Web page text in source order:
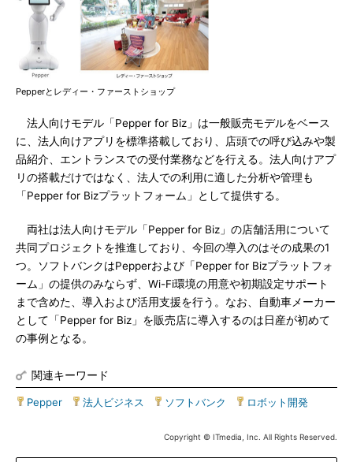
Pepperとレディー・ファーストショップ
法人向けモデル「Pepper for Biz」は一般販売モデルをベース
に、法人向けアプリを標準搭載しており、店頭での呼び込みや製
品紹介、エントランスでの受付業務などを行える。法人向けアプ
リの搭載だけではなく、法人での利用に適した分析や管理も
「Pepper for Bizプラットフォーム」として提供する。
両社は法人向けモデル「Pepper for Biz」の店舗活用について
共同プロジェクトを推進しており、今回の導入のはその成果の1
つ。ソフトバンクはPepperおよび「Pepper for Bizプラットフォ
ーム」の提供のみならず、Wi-Fi環境の用意や初期設定サポート
まで含めた、導入および活用支援を行う。なお、自動車メーカー
として「Pepper for Biz」を販売店に導入するのは日産が初めて
の事例となる。
関連キーワード
Pepper 法人ビジネス ソフトバンク ロボット開発
Copyright © ITmedia, Inc. All Rights Reserved.